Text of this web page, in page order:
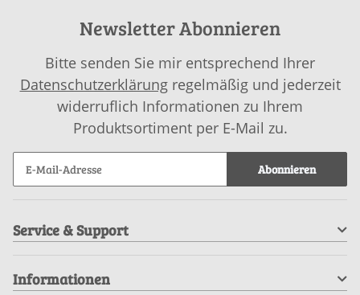
Newsletter Abonnieren
Bitte senden Sie mir entsprechend Ihrer
Datenschutzerklärungregelmäßig und jederzeit
widerruflich Informationen zu Ihrem
Produktsortiment per E-Mail zu.
Abonnieren
Service & Support
Informationen